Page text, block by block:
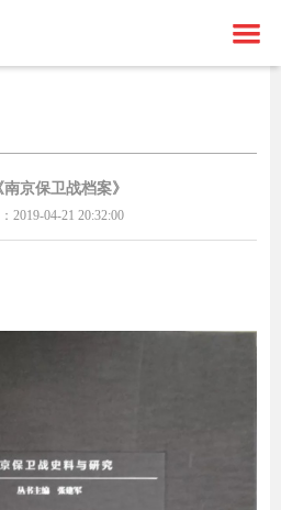
京保卫战档案》
2019-04-21 20:32:00